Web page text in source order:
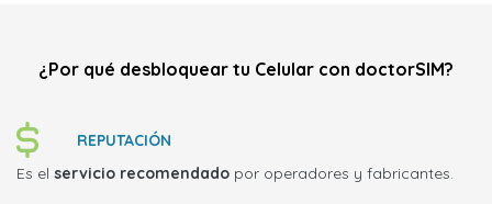
¿Por qué desbloquear tu Celular con doctorSIM?
REPUTACIÓN
Es el servicio recomendado por operadores y fabricantes.